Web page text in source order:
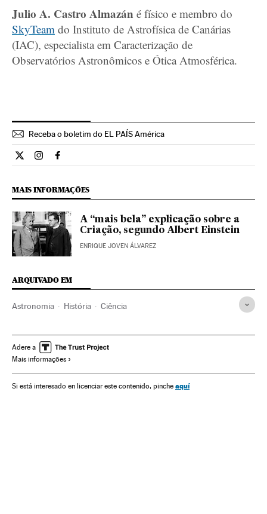
Julio A. Castro Almazán é físico e membro do
SkyTeam do Instituto de Astrofísica de Canárias
(IAC), especialista em Caracterização de
Observatórios Astronômicos e Ótica Atmosférica.
Receba o boletim do EL PAÍS América
Ciencia El País Brasil en Twitter
Ciencia El País Brasil en Instagram
Ciencia El País Brasil en Facebook
MAIS INFORMAÇÕES
A “mais bela” explicação sobre a
Criação, segundo Albert Einstein
ENRIQUE JOVEN ÁLVAREZ
ARQUIVADO EM
Astronomia História Ciência
Adere a
Mais informações
Si está interesado en licenciar este contenido, pinche aquí